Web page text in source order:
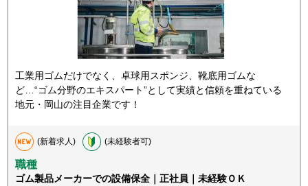
工業用ゴムだけでなく、卓球用スポンジ、靴底用ゴムな
ど…“ゴム分野のエキスパート”として実績と信頼を重ねている
地元・岡山の注目企業です！
(新着求人) (未経験者可)
職種
ゴム製品メーカーでの設備保全｜正社員｜未経験ＯＫ